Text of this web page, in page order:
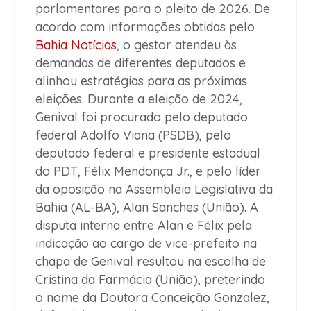
parlamentares para o pleito de 2026. De
acordo com informações obtidas pelo
Bahia Notícias, o gestor atendeu às
demandas de diferentes deputados e
alinhou estratégias para as próximas
eleições. Durante a eleição de 2024,
Genival foi procurado pelo deputado
federal Adolfo Viana (PSDB), pelo
deputado federal e presidente estadual
do PDT, Félix Mendonça Jr., e pelo líder
da oposição na Assembleia Legislativa da
Bahia (AL-BA), Alan Sanches (União). A
disputa interna entre Alan e Félix pela
indicação ao cargo de vice-prefeito na
chapa de Genival resultou na escolha de
Cristina da Farmácia (União), preterindo
o nome da Doutora Conceição Gonzalez,